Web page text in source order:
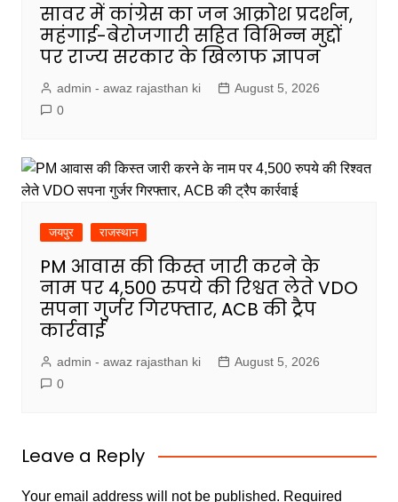
सावर में कांग्रेस का जन आक्रोश प्रदर्शन,
महंगाई-बेरोजगारी सहित विभिन्न मुद्दों
पर राज्य सरकार के खिलाफ ज्ञापन
admin - awaz rajasthan ki
August 5, 2026
0
जयपुर राजस्थान
PM आवास की किस्त जारी करने के
नाम पर 4,500 रुपये की रिश्वत लेते VDO
सपना गुर्जर गिरफ्तार, ACB की ट्रैप
कार्रवाई
admin - awaz rajasthan ki
August 5, 2026
0
Leave a Reply
Your email address will not be published. Required